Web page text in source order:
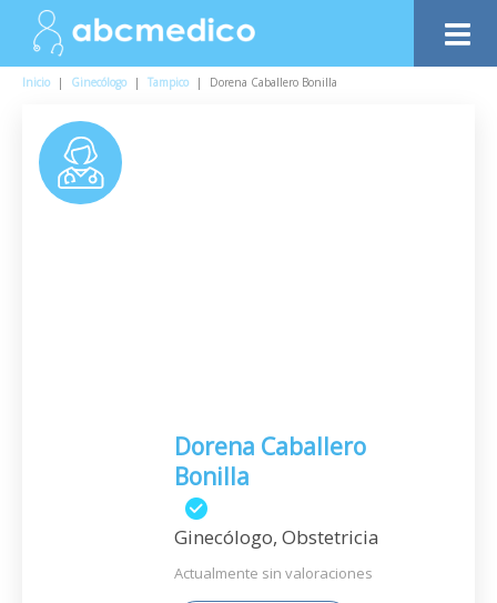
Inicio | Ginecólogo | Tampico | Dorena Caballero Bonilla
Dorena Caballero
Bonilla
Ginecólogo, Obstetricia
Actualmente sin valoraciones